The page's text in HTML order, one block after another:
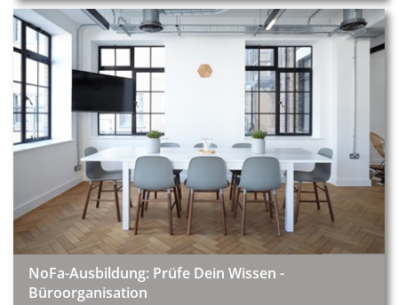
NoFa-Ausbildung: Prüfe Dein Wissen -
Büroorganisation